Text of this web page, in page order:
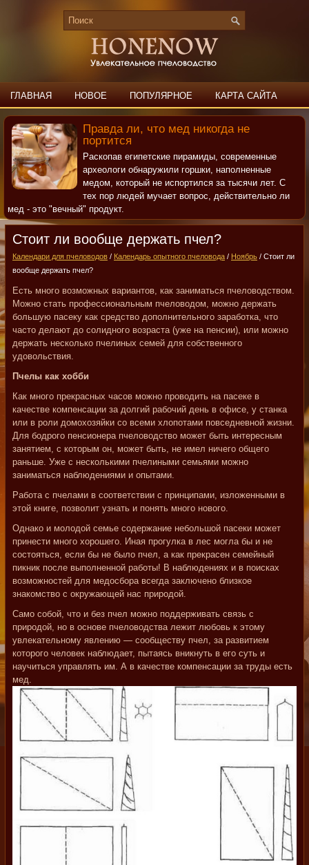
ГЛАВНАЯ НОВОЕ ПОПУЛЯРНОЕ КАРТА САЙТА
ПОИСК КОНТАКТЫ
Правда ли, что мед никогда не
портится
Раскопав египетские пирамиды, современные
археологи обнаружили горшки, наполненные
медом, который не испортился за тысячи лет. С
тех пор людей мучает вопрос, действительно ли
мед - это "вечный" продукт.
Стоит ли вообще держать пчел?
Календари для пчеловодов / Календарь опытного пчеловода / Ноябрь / Стоит ли
вообще держать пчел?
Есть много возможных вариантов, как заниматься пчеловодством.
Можно стать профессиональным пчеловодом, можно держать
большую пасеку как средство дополнительного заработка, что
часто делают до солидного возраста (уже на пенсии), или можно
держать несколько пчелиных семей для собственного
удовольствия.
Пчелы как хобби
Как много прекрасных часов можно проводить на пасеке в
качестве компенсации за долгий рабочий день в офисе, у станка
или в роли домохозяйки со всеми хлопотами повседневной жизни.
Для бодрого пенсионера пчеловодство может быть интересным
занятием, с которым он, может быть, не имел ничего общего
раньше. Уже с несколькими пчелиными семьями можно
заниматься наблюдениями и опытами.
Работа с пчелами в соответствии с принципами, изложенными в
этой книге, позволит узнать и понять много нового.
Однако и молодой семье содержание небольшой пасеки может
принести много хорошего. Иная прогулка в лес могла бы и не
состояться, если бы не было пчел, а как прекрасен семейный
пикник после выполненной работы! В наблюдениях и в поисках
возможностей для медосбора всегда заключено близкое
знакомство с окружающей нас природой.
Само собой, что и без пчел можно поддерживать связь с
природой, но в основе пчеловодства лежит любовь к этому
увлекательному явлению — сообществу пчел, за развитием
которого человек наблюдает, пытаясь вникнуть в его суть и
научиться управлять им. А в качестве компенсации за труды есть
мед.